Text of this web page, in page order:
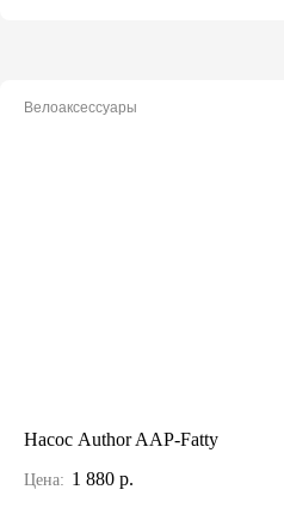
Велоаксессуары
Насос Author AAP-Fatty
Цена: 1 880 р.